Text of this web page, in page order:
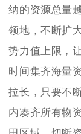
纳的资源总量
领地，不断扩
势力值上限，
时间集齐海量
拉长，只要不
内凑齐所有物